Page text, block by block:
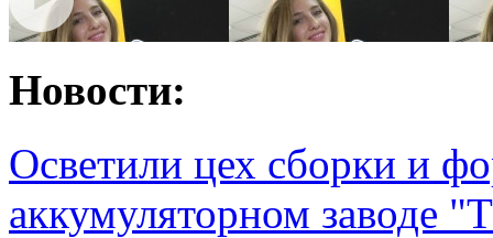
Новости:
Осветили цех сборки и
аккумуляторном заводе